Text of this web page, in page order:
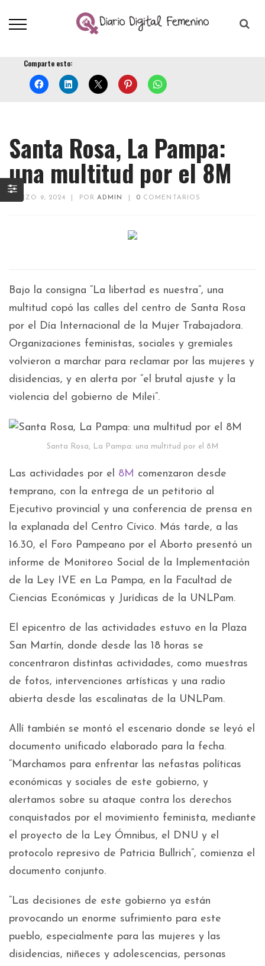
Comparte esto:
Santa Rosa, La Pampa:
una multitud por el 8M
MARZO 9, 2024 PORADMIN 0 COMENTARIOS
Bajo la consigna “La libertad es nuestra”, una
multitud copó las calles del centro de Santa Rosa
por el Día Internacional de la Mujer Trabajadora.
Organizaciones feministas, sociales y gremiales
volvieron a marchar para reclamar por las mujeres y
disidencias, y en alerta por “el brutal ajuste y la
violencia del gobierno de Milei”.
Santa Rosa, La Pampa: una multitud por el 8M
Las actividades por el 8M comenzaron desde
temprano, con la entrega de un petitorio al
Ejecutivo provincial y una conferencia de prensa en
la explanada del Centro Cívico. Más tarde, a las
16.30, el Foro Pampeano por el Aborto presentó un
informe de Monitoreo Social de la Implementación
de la Ley IVE en La Pampa, en la Facultad de
Ciencias Económicas y Jurídicas de la UNLPam.
El epicentro de las actividades estuvo en la Plaza
San Martín, donde desde las 18 horas se
concentraron distintas actividades, como muestras
de fotos, intervenciones artísticas y una radio
abierta desde las escalinatas de la UNLPam.
Allí también se montó el escenario donde se leyó el
documento unificado elaborado para la fecha.
“Marchamos para enfrentar las nefastas políticas
económicas y sociales de este gobierno, y
alertamos sobre su ataque contra los derechos
conquistados por el movimiento feminista, mediante
el proyecto de la Ley Ómnibus, el DNU y el
protocolo represivo de Patricia Bullrich”, comienza el
documento conjunto.
“Las decisiones de este gobierno ya están
provocando un enorme sufrimiento para este
pueblo, especialmente para las mujeres y las
disidencias, niñeces y adolescencias, personas